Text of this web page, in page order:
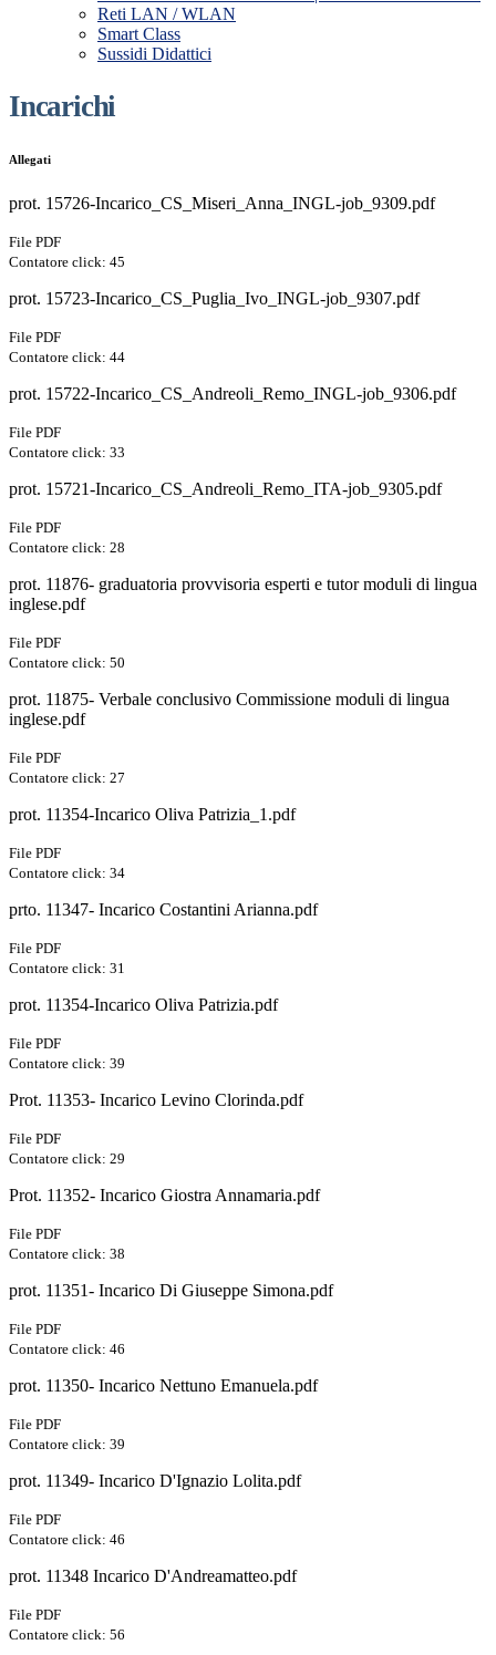
Reti LAN / WLAN
Smart Class
Sussidi Didattici
Incarichi
Allegati
prot. 15726-Incarico_CS_Miseri_Anna_INGL-job_9309.pdf
File PDF
Contatore click: 45
prot. 15723-Incarico_CS_Puglia_Ivo_INGL-job_9307.pdf
File PDF
Contatore click: 44
prot. 15722-Incarico_CS_Andreoli_Remo_INGL-job_9306.pdf
File PDF
Contatore click: 33
prot. 15721-Incarico_CS_Andreoli_Remo_ITA-job_9305.pdf
File PDF
Contatore click: 28
prot. 11876- graduatoria provvisoria esperti e tutor moduli di lingua
inglese.pdf
File PDF
Contatore click: 50
prot. 11875- Verbale conclusivo Commissione moduli di lingua
inglese.pdf
File PDF
Contatore click: 27
prot. 11354-Incarico Oliva Patrizia_1.pdf
File PDF
Contatore click: 34
prto. 11347- Incarico Costantini Arianna.pdf
File PDF
Contatore click: 31
prot. 11354-Incarico Oliva Patrizia.pdf
File PDF
Contatore click: 39
Prot. 11353- Incarico Levino Clorinda.pdf
File PDF
Contatore click: 29
Prot. 11352- Incarico Giostra Annamaria.pdf
File PDF
Contatore click: 38
prot. 11351- Incarico Di Giuseppe Simona.pdf
File PDF
Contatore click: 46
prot. 11350- Incarico Nettuno Emanuela.pdf
File PDF
Contatore click: 39
prot. 11349- Incarico D'Ignazio Lolita.pdf
File PDF
Contatore click: 46
prot. 11348 Incarico D'Andreamatteo.pdf
File PDF
Contatore click: 56